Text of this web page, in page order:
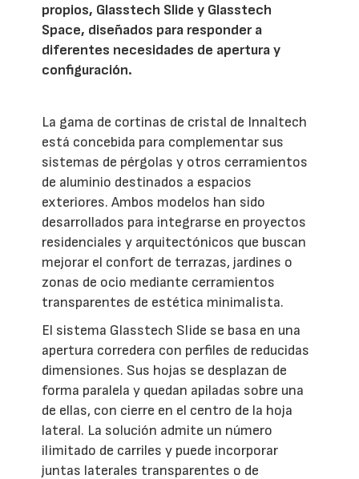
propios, Glasstech Slide y Glasstech
Space, diseñados para responder a
diferentes necesidades de apertura y
configuración.
La gama de cortinas de cristal de Innaltech
está concebida para complementar sus
sistemas de pérgolas y otros cerramientos
de aluminio destinados a espacios
exteriores. Ambos modelos han sido
desarrollados para integrarse en proyectos
residenciales y arquitectónicos que buscan
mejorar el confort de terrazas, jardines o
zonas de ocio mediante cerramientos
transparentes de estética minimalista.
El sistema Glasstech Slide se basa en una
apertura corredera con perfiles de reducidas
dimensiones. Sus hojas se desplazan de
forma paralela y quedan apiladas sobre una
de ellas, con cierre en el centro de la hoja
lateral. La solución admite un número
ilimitado de carriles y puede incorporar
juntas laterales transparentes o de